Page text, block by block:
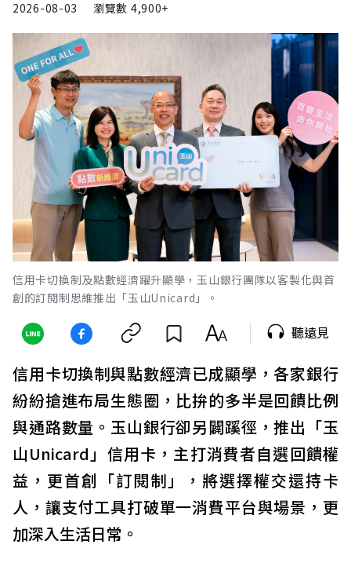
2026-08-03 瀏覽數 4,900+
信用卡切換制及點數經濟躍升顯學，玉山銀行團隊以客製化與首
創的訂閱制思維推出「玉山Unicard」。
聽遠見
信用卡切換制與點數經濟已成顯學，各家銀行
紛紛搶進布局生態圈，比拚的多半是回饋比例
與通路數量。玉山銀行卻另闢蹊徑，推出「玉
山Unicard」信用卡，主打消費者自選回饋權
益，更首創「訂閱制」，將選擇權交還持卡
人，讓支付工具打破單一消費平台與場景，更
加深入生活日常。